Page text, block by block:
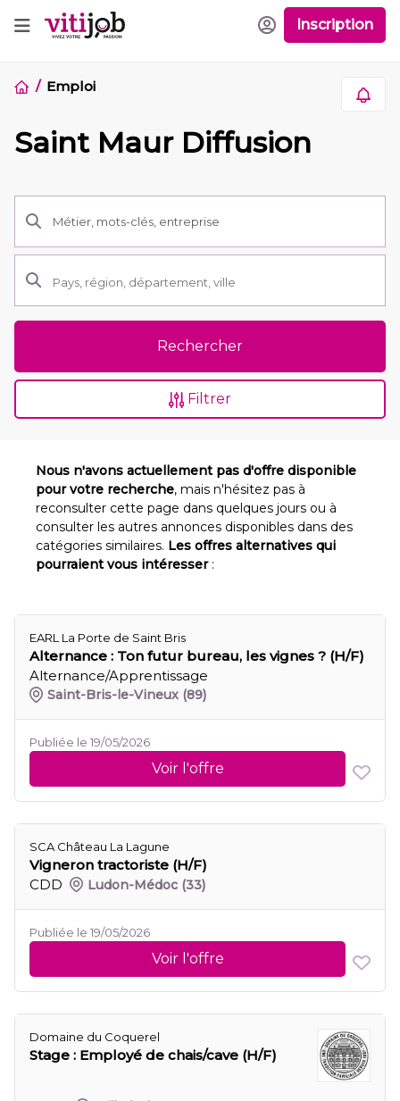
Inscription
Emploi
Saint Maur Diffusion
Rechercher
Filtrer
Nous n'avons actuellement pas d'offre disponible
pour votre recherche, mais n'hésitez pas à
reconsulter cette page dans quelques jours ou à
consulter les autres annonces disponibles dans des
catégories similaires. Les offres alternatives qui
pourraient vous intéresser:
EARL La Porte de Saint Bris
Alternance : Ton futur bureau, les vignes ? (H/F)
Alternance/Apprentissage
Saint-Bris-le-Vineux (89)
Publiée le 19/05/2026
Voir l'offre
SCA Château La Lagune
Vigneron tractoriste (H/F)
CDD
Ludon-Médoc (33)
Publiée le 19/05/2026
Voir l'offre
Domaine du Coquerel
Stage : Employé de chais/cave (H/F)